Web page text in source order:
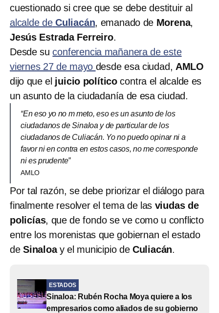
cuestionado si cree que se debe destituir al
alcalde deCuliacán, emanado de Morena,
Jesús Estrada Ferreiro.
Desde suconferencia mañanera de este
viernes 27 de mayo desde esa ciudad, AMLO
dijo que el juicio políticocontra el alcalde es
un asunto de la ciudadanía de esa ciudad.
“En eso yo no m meto, eso es un asunto de los
ciudadanos de Sinaloa y de particular de los
ciudadanos de Culiacán. Yo no puedo opinar ni a
favor ni en contra en estos casos, no me corresponde
ni es prudente”
AMLO
Por tal razón, se debe priorizar el diálogo para
finalmente resolver el tema de las viudas de
policías, que de fondo se ve como u conflicto
entre los morenistas que gobiernan el estado
de Sinaloay el municipio de Culiacán.
ESTADOS
Sinaloa: Rubén Rocha Moya quiere a los
empresarios como aliados de su gobierno